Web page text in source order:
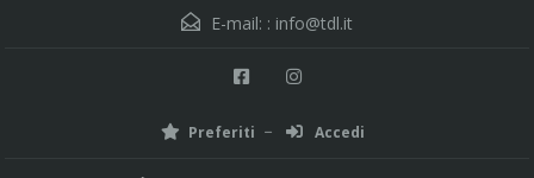
E-mail: : info@tdl.it
Preferiti Accedi